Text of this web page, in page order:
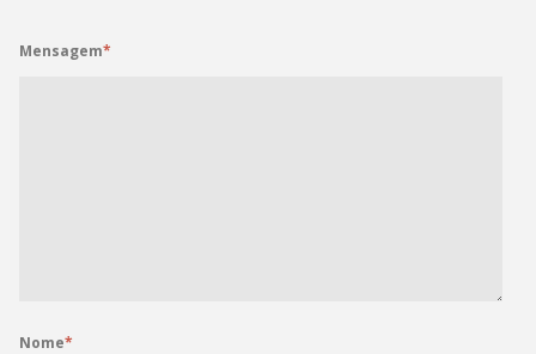
Mensagem*
Nome*